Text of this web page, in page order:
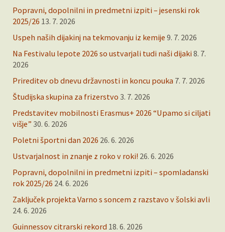
Popravni, dopolnilni in predmetni izpiti – jesenski rok
2025/26 13. 7. 2026
Uspeh naših dijakinj na tekmovanju iz kemije 9. 7. 2026
Na Festivalu lepote 2026 so ustvarjali tudi naši dijaki 8. 7.
2026
Prireditev ob dnevu državnosti in koncu pouka 7. 7. 2026
Študijska skupina za frizerstvo 3. 7. 2026
Predstavitev mobilnosti Erasmus+ 2026 “Upamo si ciljati
višje” 30. 6. 2026
Poletni športni dan 2026 26. 6. 2026
Ustvarjalnost in znanje z roko v roki! 26. 6. 2026
Popravni, dopolnilni in predmetni izpiti – spomladanski
rok 2025/26 24. 6. 2026
Zaključek projekta Varno s soncem z razstavo v šolski avli
24. 6. 2026
Guinnessov citrarski rekord 18. 6. 2026